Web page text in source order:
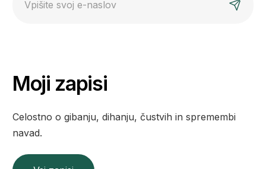
mail
Moji zapisi
Celostno o gibanju, dihanju, čustvih in spremembi
navad.